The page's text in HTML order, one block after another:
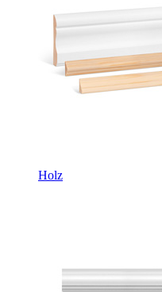
Holz